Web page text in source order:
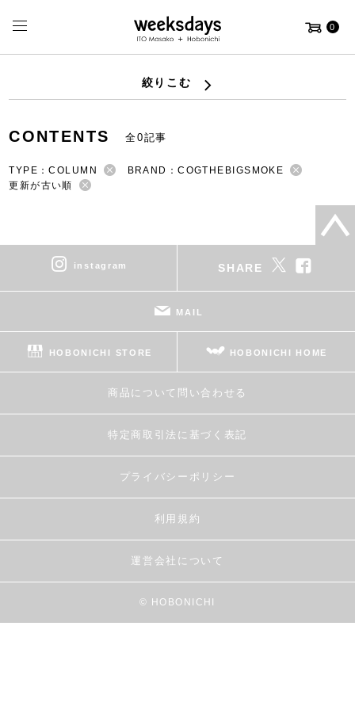
0
絞りこむ
CONTENTS 全0記事
TYPE：COLUMN
BRAND：COGTHEBIGSMOKE
更新が古い順
instagram SHARE
MAIL
HOBONICHI STORE HOBONICHI HOME
商品について問い合わせる
特定商取引法に基づく表記
プライバシーポリシー
利用規約
運営会社について
© HOBONICHI